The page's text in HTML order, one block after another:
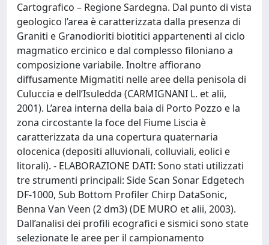
Cartografico – Regione Sardegna. Dal punto di vista
geologico l’area è caratterizzata dalla presenza di
Graniti e Granodioriti biotitici appartenenti al ciclo
magmatico ercinico e dal complesso filoniano a
composizione variabile. Inoltre affiorano
diffusamente Migmatiti nelle aree della penisola di
Culuccia e dell’Isuledda (CARMIGNANI L. et alii,
2001). L’area interna della baia di Porto Pozzo e la
zona circostante la foce del Fiume Liscia è
caratterizzata da una copertura quaternaria
olocenica (depositi alluvionali, colluviali, eolici e
litorali). - ELABORAZIONE DATI: Sono stati utilizzati
tre strumenti principali: Side Scan Sonar Edgetech
DF-1000, Sub Bottom Profiler Chirp DataSonic,
Benna Van Veen (2 dm3) (DE MURO et alii, 2003).
Dall’analisi dei profili ecografici e sismici sono state
selezionate le aree per il campionamento